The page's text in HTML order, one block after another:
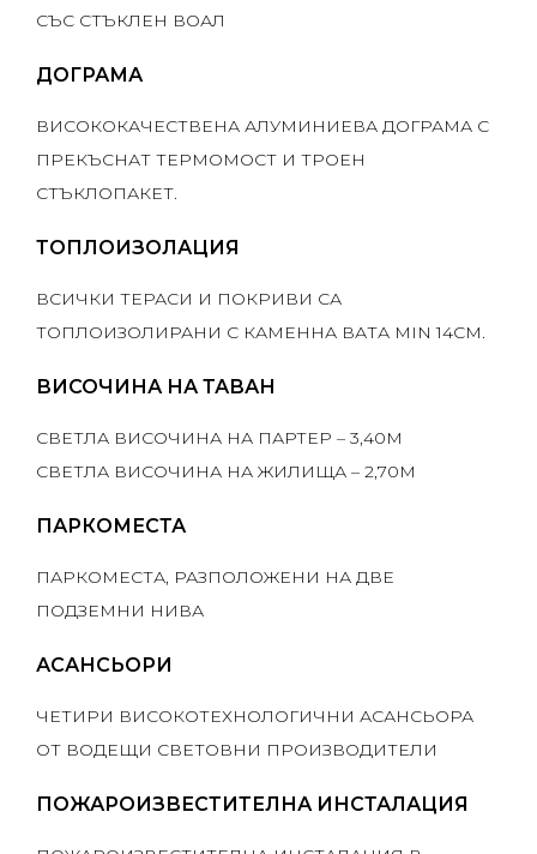
СЪС СТЪКЛЕН ВОАЛ
ДОГРАМА
ВИСОКОКАЧЕСТВЕНА АЛУМИНИЕВА ДОГРАМА С
ПРЕКЪСНАТ ТЕРМОМОСТ И ТРОЕН
СТЪКЛОПАКЕТ.
ТОПЛОИЗОЛАЦИЯ
ВСИЧКИ ТЕРАСИ И ПОКРИВИ СА
ТОПЛОИЗОЛИРАНИ С КАМЕННА ВАТА MIN 14СM.
ВИСОЧИНА НА ТАВАН
СВЕТЛА ВИСОЧИНА НА ПАРТЕР – 3,40M
СВЕТЛА ВИСОЧИНА НА ЖИЛИЩА – 2,70M
ПАРКОМЕСТА
ПАРКОМЕСТА, РАЗПОЛОЖЕНИ НА ДВЕ
ПОДЗЕМНИ НИВА
АСАНСЬОРИ
ЧЕТИРИ ВИСОКОТЕХНОЛОГИЧНИ АСАНСЬОРА
ОТ ВОДЕЩИ СВЕТОВНИ ПРОИЗВОДИТЕЛИ
ПОЖАРОИЗВЕСТИТЕЛНА ИНСТАЛАЦИЯ